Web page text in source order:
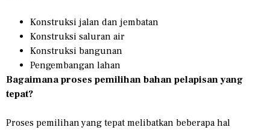
Konstruksi jalan dan jembatan
Konstruksi saluran air
Konstruksi bangunan
Pengembangan lahan
Bagaimana proses pemilihan bahan pelapisan yang
tepat?
Proses pemilihan yang tepat melibatkan beberapa hal